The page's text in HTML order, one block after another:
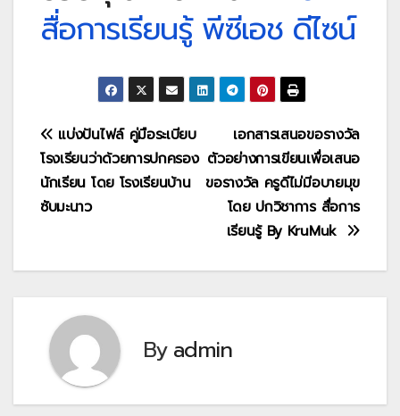
สื่อการเรียนรู้ พีซีเอช ดีไซน์
แนะแนว
เรื่อง
เอกสารเสนอขอรางวัล
ตัวอย่างการเขียนเพื่อเสนอ
ขอรางวัล ครูดีไม่มีอบายมุข
โดย ปกวิชาการ สื่อการ
เรียนรู้ By KruMuk
แบ่งปันไฟล์ คู่มือระเบียบ
โรงเรียนว่าด้วยการปกครอง
นักเรียน โดย โรงเรียนบ้าน
ซับมะนาว
Byadmin